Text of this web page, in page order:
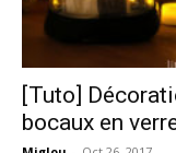
[Tuto]
bocaux en